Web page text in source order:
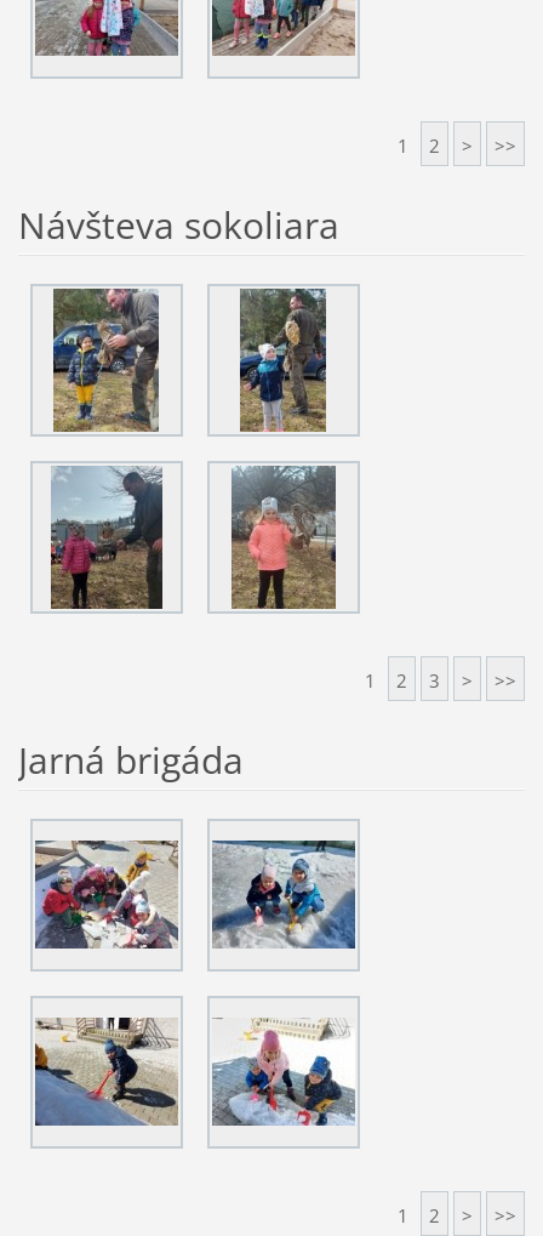
1 2 > >>
Návšteva sokoliara
1 2 3 > >>
Jarná brigáda
1 2 > >>